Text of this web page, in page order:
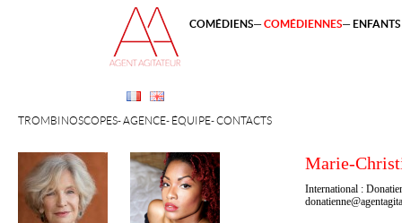
TROMBINOSCOPES AGENCE ÉQUIPE CONTACTS
COMÉDIENS COMÉDIENNES
Marie-
International :